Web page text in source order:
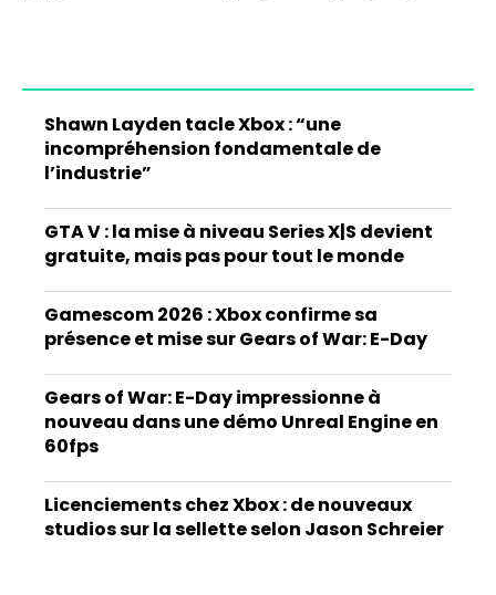
Shawn Layden tacle Xbox : “une
incompréhension fondamentale de
l’industrie”
GTA V : la mise à niveau Series X|S devient
gratuite, mais pas pour tout le monde
Gamescom 2026 : Xbox confirme sa
présence et mise sur Gears of War: E-Day
Gears of War: E-Day impressionne à
nouveau dans une démo Unreal Engine en
60fps
Licenciements chez Xbox : de nouveaux
studios sur la sellette selon Jason Schreier